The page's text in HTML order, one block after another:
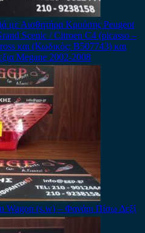
με Αισθητήρα Κρούσης Peugeot
Scenic / Citroen C4 (picasso –
και (Κωδικός: B507743) και
Megane 2002-2008
Wagon (s.w) – Φανάρι Πίσω Δεξί